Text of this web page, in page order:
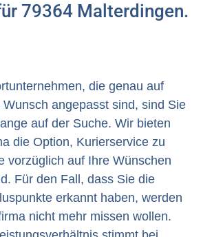
79364 Malterdingen.
die genau auf
angepasst sind, sind Sie
auf der Suche. Wir bieten
die Option, Kurierservice zu
vorzüglich auf Ihre Wünschen
Für den Fall, dass Sie die
erkannt haben, werden
nicht mehr missen wollen.